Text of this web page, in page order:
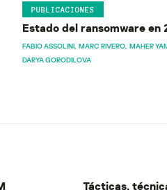
PUBLICACIONES
Estado del ransomware en
FABIO ASSOLINI MARC RIVERO MAHER
DARYA GORODILOVA
Tácticas,